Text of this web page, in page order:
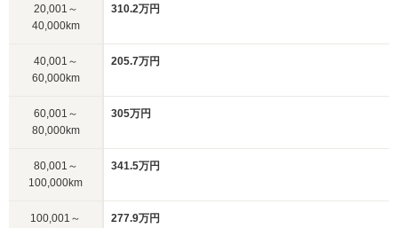
20,001～
40,000km
310.2万円
40,001～
60,000km
205.7万円
60,001～
80,000km
305万円
80,001～
100,000km
341.5万円
100,001～
277.9万円